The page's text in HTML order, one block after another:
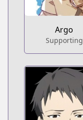
Argo
Supporting